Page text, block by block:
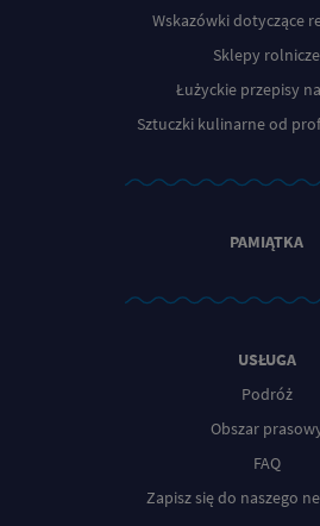
Wskazówki dotyczące
Sklepy rolnicze
Łużyckie przepisy
Sztuczki kulinarne od
PAMIĄTKA
USŁUGA
Podróż
Obszar
FAQ
Zapisz się do naszego